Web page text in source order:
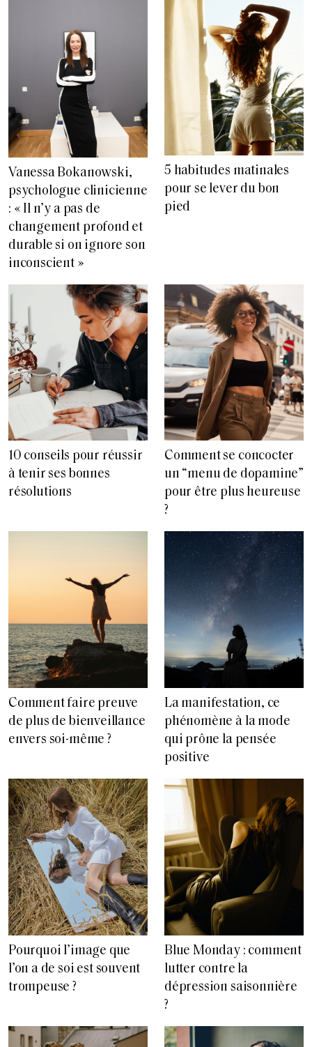
Vanessa Bokanowski,
psychologue clinicienne
: « Il n’y a pas de
changement profond et
durable si on ignore son
inconscient »
5 habitudes matinales
pour se lever du bon
pied
10 conseils pour réussir
à tenir ses bonnes
résolutions
Comment se concocter
un “menu de dopamine”
pour être plus heureuse
?
Comment faire preuve
de plus de bienveillance
envers soi-même ?
La manifestation, ce
phénomène à la mode
qui prône la pensée
positive
Pourquoi l’image que
l’on a de soi est souvent
trompeuse ?
Blue Monday : comment
lutter contre la
dépression saisonnière
?